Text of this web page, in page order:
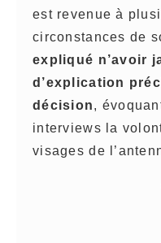
est revenue à
circonstances de
expliqué n’avoir
d’explication
décision,
interviews la
visages de